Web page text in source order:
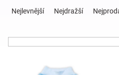
výbava
Hračky
Nejlevnější Nejdražší